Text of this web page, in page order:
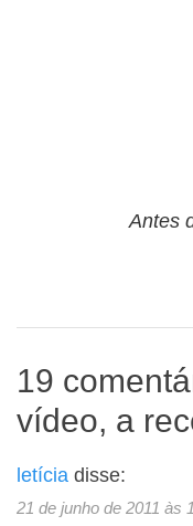
Antes
19
vídeo, a
letícia disse:
21 de junho de 2011 às